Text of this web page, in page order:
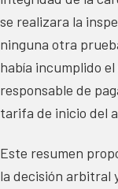
se realizara la
ninguna otra
había incumplido
responsable de
tarifa de inicio del
Este resumen
la decisión arbitral